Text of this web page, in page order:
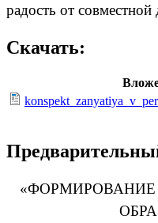
радость от совместной
Скачать: